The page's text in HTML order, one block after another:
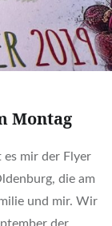
Montag
es mir der Flyer
die am
und mir. Wir